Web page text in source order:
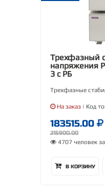
Трехфазный
напряжения
3 с РБ
Трехфазные
На заказ | Код
183515.00
215900.00
4707 человек
В КОРЗИНУ